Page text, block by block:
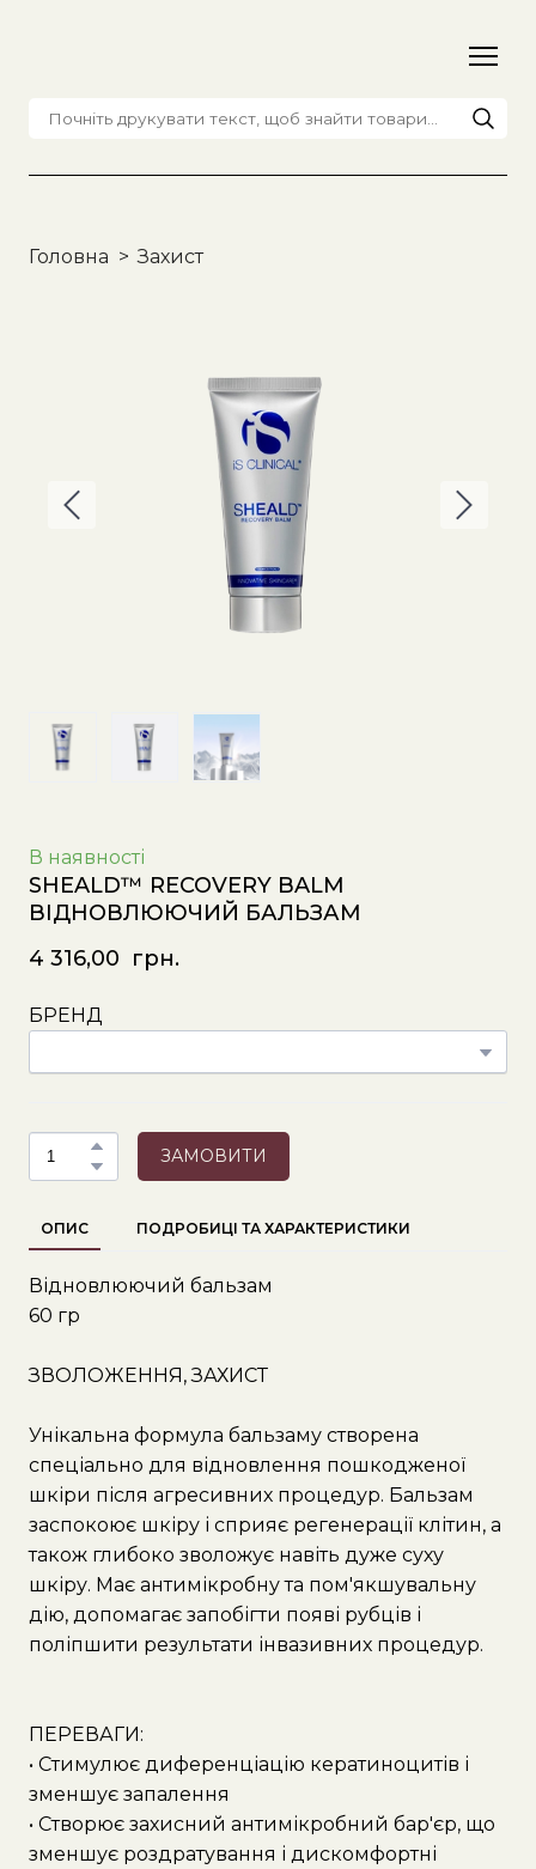
Головна Захист
В наявності
SHEALD™ RECOVERY BALM
ВІДНОВЛЮЮЧИЙ БАЛЬЗАМ
4 316,00  грн.
БРЕНД
ЗАМОВИТИ
ОПИС ПОДРОБИЦІ ТА ХАРАКТЕРИСТИКИ
Відновлюючий бальзам
60 гр
ЗВОЛОЖЕННЯ, ЗАХИСТ
Унікальна формула бальзаму створена
спеціально для відновлення пошкодженої
шкіри після агресивних процедур. Бальзам
заспокоює шкіру і сприяє регенерації клітин, а
також глибоко зволожує навіть дуже суху
шкіру. Має антимікробну та пом'якшувальну
дію, допомагає запобігти появі рубців і
поліпшити результати інвазивних процедур.
ПЕРЕВАГИ:
• Стимулює диференціацію кератиноцитів і
зменшує запалення
• Створює захисний антимікробний бар'єр, що
зменшує роздратування і дискомфортні